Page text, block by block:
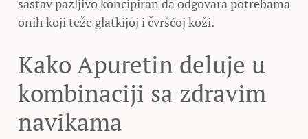
onih koji teže glatkijoj i čvršćoj koži.
Kako Apuretin deluje u
kombinaciji sa zdravim
navikama